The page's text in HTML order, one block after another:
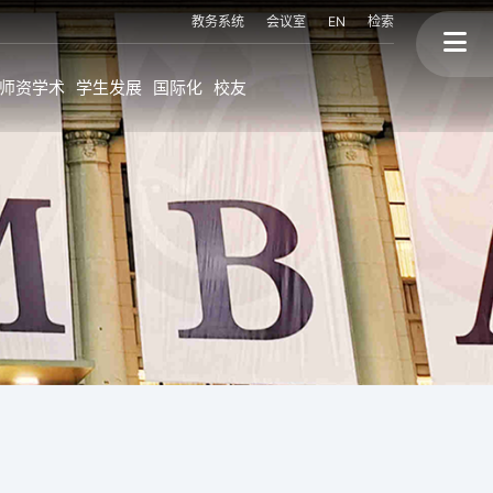
教务系统 会议室 EN 检索
师资学术 学生发展 国际化 校友
上大MBA的国际化
海外持续进修学位
海外交换生项目
联盟高校海外访学
国际讲座&论坛
校友故事
终身学习
校友会与校友活动
校友背景
三个捐赠